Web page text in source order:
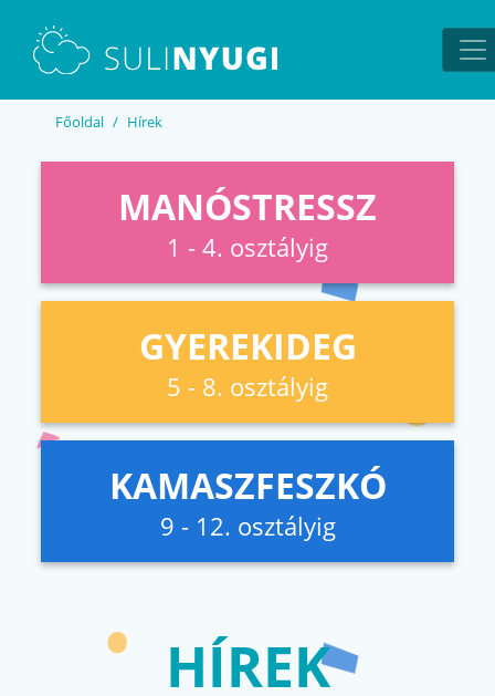
Főoldal Hírek
MANÓSTRESSZ
1 - 4. osztályig
GYEREKIDEG
5 - 8. osztályig
KAMASZFESZKÓ
9 - 12. osztályig
HÍREK